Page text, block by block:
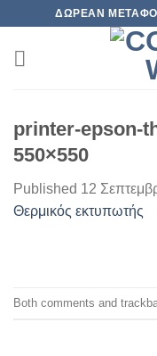
content
ΔΩΡΕΆΝ
printer-epson-
550×550
Published 12
Θερμικός εκτυπωτής
Both comments and